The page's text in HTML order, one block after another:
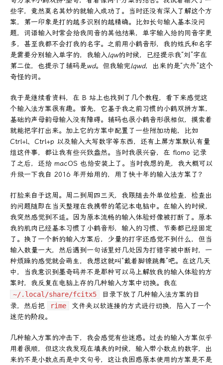
些字，竟然莫名其妙的就输入成功了。当时还没有深入了解这个方
案，第一印象是打的越多识别的越精确。比如长句输入基本没问
题，词语输入时常会给我同音的其他结果，单字输入给的同音字更
多，甚至我都不会打我的名字。之前用小鹤音形，我的姓氏和名字
是需要分别输入单字的，我输入lqw的时候，已经提示我“刘”字在
第二位，也提示了辅码是wd。但我输完lqwd，出来的是“六外”这个
奇怪的词。
我于是继续看资料，在 B 站上也找到了几个教程，看下来感觉这
个输入法方案很有趣。首先，它基于我之前习惯的小鹤双拼方案，
基础的声母韵母输入没有障碍。辅码也很小鹤音形很相似，摸索着
就能把字打出来。加上它的方案中配置了一些附加功能，比如
Ctrl+l、Ctrl+p 以及输入大写数字等东西，还有上屏方案默认有量
组这件事，都让我有些兴致盎然。当时我很兴奋，在 flomo 记录
了之后，还给 macOS 也给安装上了。当时我想的是，我大概可以
升级一下我自 2016 年开始用的，用了快十年的输入法方案了？
打脸来自于这周。周二到周四三天，我跟随去外单位检查，检查出
的问题随即在当天整理在我携带的笔记本电脑中。在输入的时候，
我突然感觉到不适。因为原本流畅的输入体验好像被打断了。原本
我的肌肉已经基本习惯了小鹤音形，输入的习惯、节奏都已经固定
了。换了一个新的输入方案后，少量的打字还感觉不到什么，但当
输入数量一大，然后遇到一句话里好几处因为打错字被中断时，一
种烦躁的感觉就会萌生，我想这就叫“戴着脚镣跳舞”吧。在这几天
中，当我意识到墨奇码并不是那种可以马上解放我的输入体验的方
案时，我反复在电脑上存的几种输入方案中切换。我在
~/.local/share/fcitx5
目录下放了几种输入法方案的目
录，然后把
rime
文件夹以软连接的方式进行切换，陷入了一个
迷茫的阶段。
几种输入方案的冲击下，我会感觉有些迷惑。过去的输入方案似乎
用着很顺，但这次我发现在填表的时候，输入带小数点的数字，出
来的不是小数点而是中文句号，这让我困惑原本使用的方案是不是